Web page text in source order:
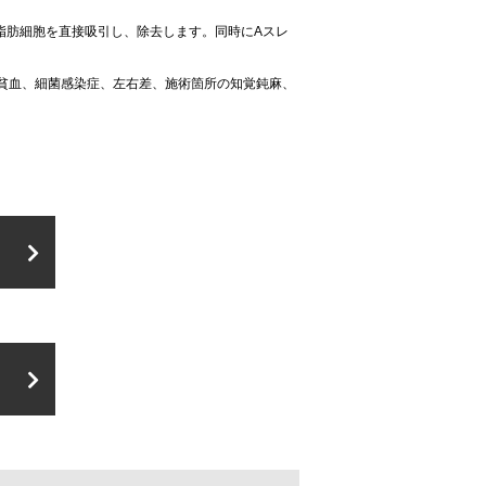
細胞を直接吸引し、除去します。同時にAスレ
、細菌感染症、左右差、施術箇所の知覚鈍麻、